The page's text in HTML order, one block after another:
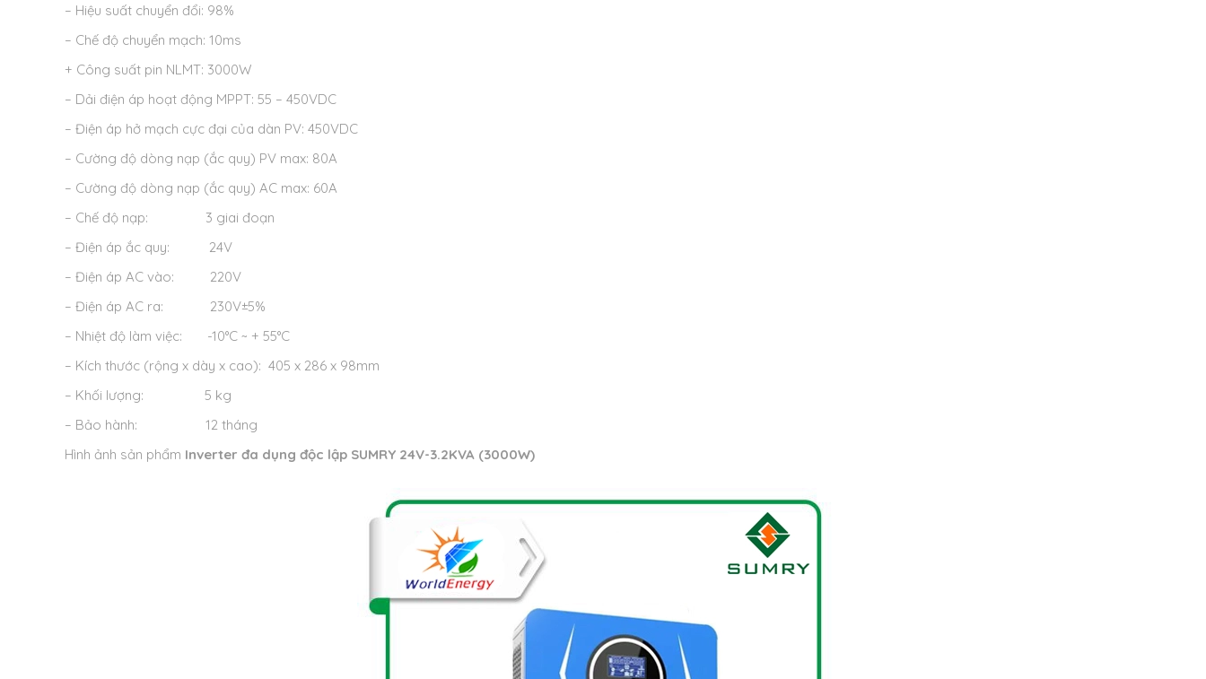
– Hiệu suất chuyển đổi: 98%
– Chế độ chuyển mạch: 10ms
+ Công suất pin NLMT: 3000W
– Dải điện áp hoạt động MPPT: 55 – 450VDC
– Điện áp hở mạch cực đại của dàn PV: 450VDC
– Cường độ dòng nạp (ắc quy) PV max: 80A
– Cường độ dòng nạp (ắc quy) AC max: 60A
– Chế độ nạp: 3 giai đoạn
– Điện áp ắc quy: 24V
– Điện áp AC vào: 220V
– Điện áp AC ra: 230V±5%
– Nhiệt độ làm việc: -10°C ~ + 55°C
– Kích thước (rộng x dày x cao): 405 x 286 x 98mm
– Khối lượng: 5 kg
– Bảo hành: 12 tháng
Hình ảnh sản phẩm Inverter đa dụng độc lập SUMRY 24V-3.2KVA (3000W)